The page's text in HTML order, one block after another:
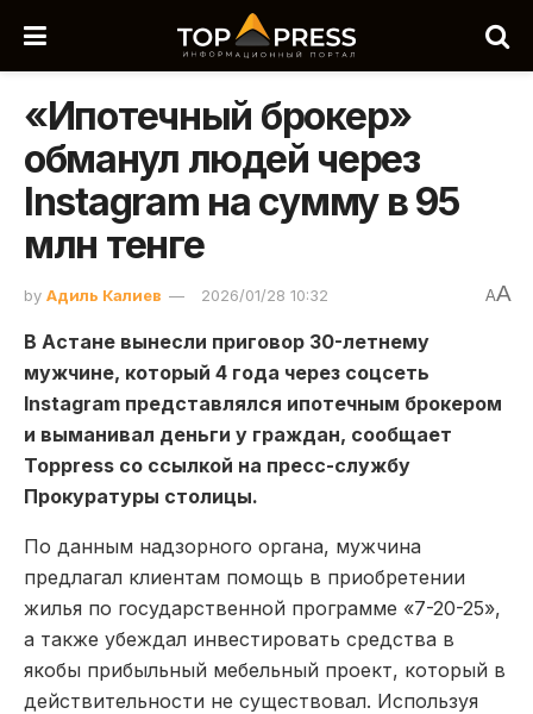
«Ипотечный брокер»
обманул людей через
Instagram на сумму в 95
млн тенге
by Адиль Калиев 2026/01/28 10:32 AA
В Астане вынесли приговор 30-летнему
мужчине, который 4 года через соцсеть
Instagram представлялся ипотечным брокером
и выманивал деньги у граждан, сообщает
Toppress со ссылкой на пресс-службу
Прокуратуры столицы.
По данным надзорного органа, мужчина
предлагал клиентам помощь в приобретении
жилья по государственной программе «7-20-25»,
а также убеждал инвестировать средства в
якобы прибыльный мебельный проект, который в
действительности не существовал. Используя